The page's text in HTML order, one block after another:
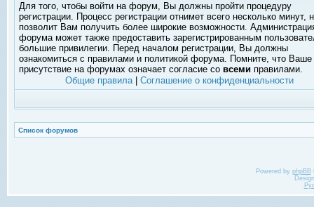
Для того, чтобы войти на форум, Вы должны пройти процедуру
регистрации. Процесс регистрации отнимет всего несколько минут,
позволит Вам получить более широкие возможности.
форума может также предоставить зарегистрированным
большие привилегии. Перед началом регистрации, Вы должны
ознакомиться с правилами и политикой форума. Помните, что Ваше
присутствие на форумах означает согласие со всеми правилами.
Общие правила| Соглашение о конфиденциальности
Список форумов
Powered by phpBB